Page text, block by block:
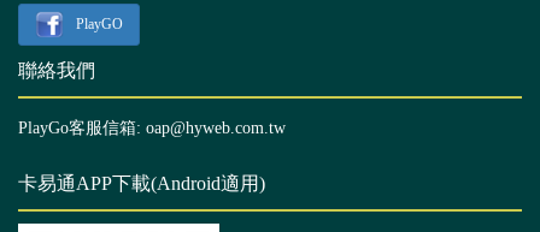
PlayGO
聯絡我們
PlayGo客服信箱: oap@hyweb.com.tw
卡易通APP下載(Android適用)